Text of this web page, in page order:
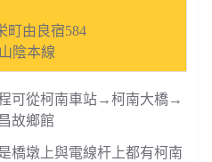
町由良宿584
陰本線
可從柯南車站→柯南大橋→
故鄉館
橋墩上與電線杆上都有柯南